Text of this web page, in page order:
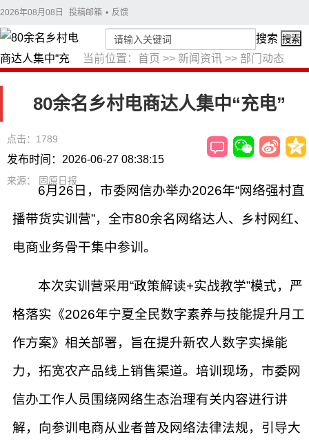
2026年08月08日 投稿邮箱 • 反馈
当前位置： 首页 >> 新闻资讯 >> 部门动态
搜索 搜索
80余名乡村电商达人集中“充电”
点击：1789
发布时间：2026-06-27 08:38:15
来源： 固原日报
6月26日，市委网信办举办2026年“网络强村直
播带货实训营”，全市80余名网络达人、乡村网红、
电商业务骨干集中参训。
本次实训营采用“政策解读+实战教学”模式，严
格落实《2026年宁夏全民数字素养与技能提升月工
作方案》相关部署，旨在提升新农人数字实操能
力，拓宽农产品线上销售渠道。培训现场，市委网
信办工作人员围绕网络生态治理有关内容进行讲
解，向参训电商从业者普及网络法律法规，引导大